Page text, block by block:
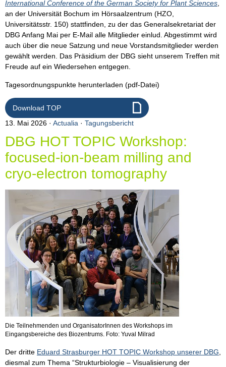
International Conference of the German Society for Plant Sciences,
an der Universität Bochum im Hörsaalzentrum (HZO,
Universitätsstr. 150) stattfinden, zu der das Generalsekretariat der
DBG Anfang Mai per E-Mail alle Mitglieder einlud. Abgestimmt wird
auch über die neue Satzung und neue Vorstandsmitglieder werden
gewählt werden. Das Präsidium der DBG sieht unserem Treffen mit
Freude auf ein Wiedersehen entgegen.
Tagesordnungspunkte herunterladen (pdf-Datei)
Download TOP
13. Mai 2026
Actualia · Tagungsbericht
DBG HOT TOPIC Workshop:
focused-ion-beam milling and
cryo-electron tomography
Die Teilnehmenden und OrganisatorInnen des Workshops im
Eingangsbereiche des Biozentrums. Foto: Yuval Milrad
Der dritte Eduard Strasburger HOT TOPIC Workshop unserer DBG
diesmal zum Thema “Strukturbiologie – Visualisierung der